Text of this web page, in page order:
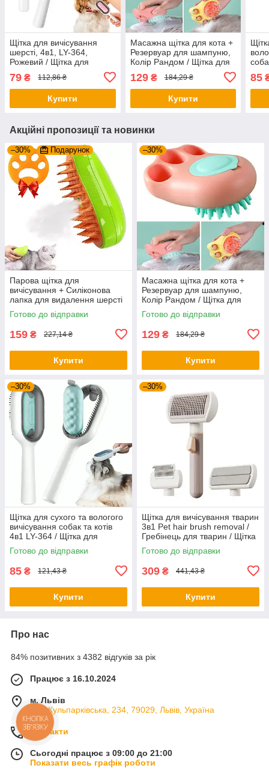
Щітка для вичісування
шерсті, 4в1, LY-364,
Рожевий / Щітка для
вичісування собак та котів
79 ₴ 112,86 ₴
Купити
Масажна щітка для кота +
Резервуар для шампуню,
Колір Рандом / Щітка для
Гребінець для котів
129₴ 184,29 ₴
Купити
85
Акційні пропозиції та новинки
–30% Подарунок
Парова щітка для
вичісування + Силіконова
лапка для видалення шерсті
1шт / Гребінець для тварин
Готово до відправки
159 ₴ 227,14 ₴
Купити
–30%
Масажна щітка для кота +
Резервуар для шампуню,
Колір Рандом / Щітка для
купання тварин / Гребінець
для котів
Готово до відправки
129 ₴ 184,29 ₴
Купити
–30%
Щітка для сухого та вологого
вичісування собак та котів
4в1 LY-364 / Щітка для
вичісування шерсті
Готово до відправки
85 ₴ 121,43 ₴
Купити
–30%
Щітка для вичісування тварин
3в1 Pet hair brush removal /
Гребінець для тварин / Щітка
для собак і котів
Готово до відправки
309 ₴ 441,43 ₴
Купити
Про нас
84% позитивних з 4382 відгуків за рік
Працює з 16.10.2024
м. Львів
вул. Кульпарківська, 234, 79029, Львів, Україна
Контакти
Сьогодні працює з 09:00 до 21:00
Показати весь графік роботи
КНОПКА
ЗВ'ЯЗКУ